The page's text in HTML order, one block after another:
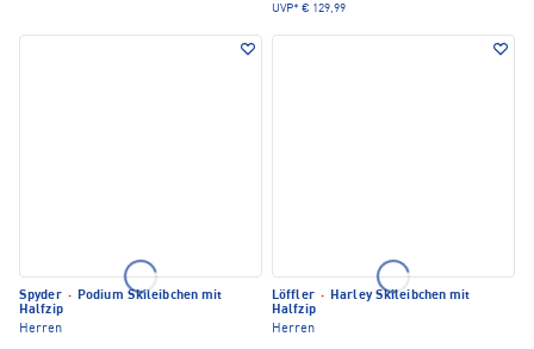
UVP* € 129,99
Spyder · Podium Skileibchen mit
Halfzip
Herren
Löffler · Harley Skileibchen mit
Halfzip
Herren